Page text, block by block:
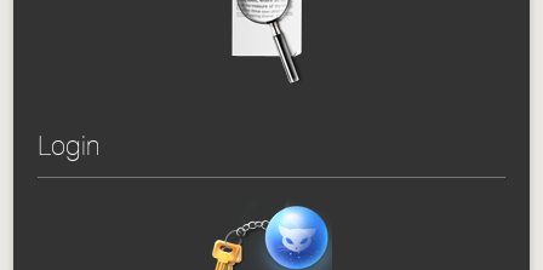
Login